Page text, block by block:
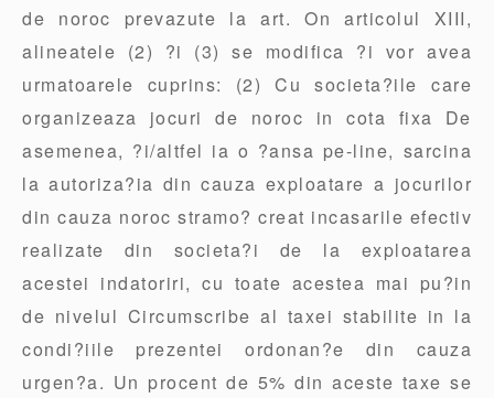
de noroc prevazute la art. On articolul XIII,
alineatele (2) ?i (3) se modifica ?i vor avea
urmatoarele cuprins: (2) Cu societa?ile care
organizeaza jocuri de noroc in cota fixa De
asemenea, ?i/altfel ia o ?ansa pe-line, sarcina
la autoriza?ia din cauza exploatare a jocurilor
din cauza noroc stramo? creat incasarile efectiv
realizate din societa?i de la exploatarea
acestei indatoriri, cu toate acestea mai pu?in
de nivelul Circumscribe al taxei stabilite in la
condi?iile prezentei ordonan?e din cauza
urgen?a. Un procent de 5% din aceste taxe se